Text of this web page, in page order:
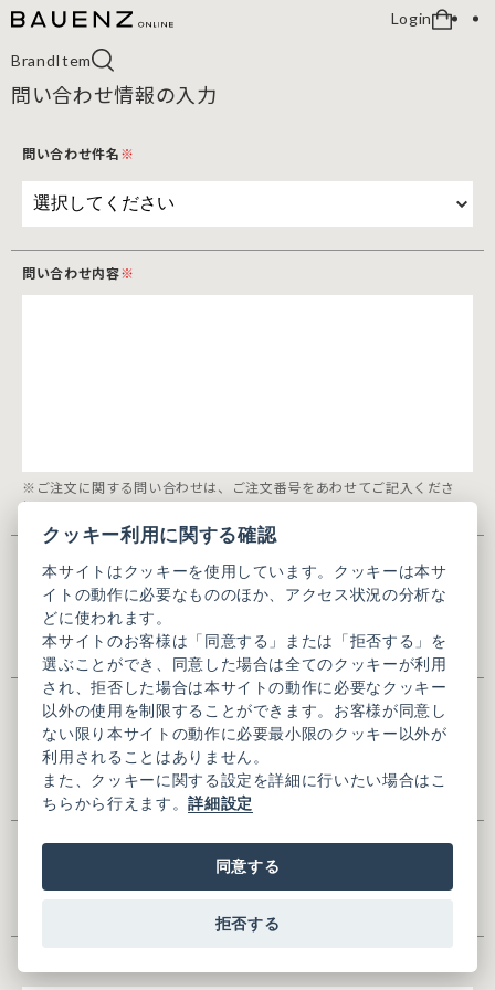
Login
BrandItem
問い合わせ情報の入力
問い合わせ件名※
問い合わせ内容※
※ご注文に関する問い合わせは、ご注文番号をあわせてご記入くださ
い。
※全角入力
氏名(かな)※
※全角ひらがな入力
メールアドレス※
クッキー利用に関する確認
本サイトはクッキーを使用しています。クッキーは本サ
イトの動作に必要なもののほか、アクセス状況の分析な
どに使われます。
本サイトのお客様は「同意する」または「拒否する」を
選ぶことができ、同意した場合は全てのクッキーが利用
され、拒否した場合は本サイトの動作に必要なクッキー
以外の使用を制限することができます。お客様が同意し
ない限り本サイトの動作に必要最小限のクッキー以外が
利用されることはありません。
また、クッキーに関する設定を詳細に行いたい場合はこ
ちらから行えます。詳細設定
同意する
拒否する